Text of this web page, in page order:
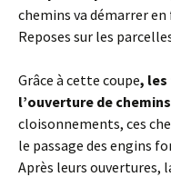
chemins va démarrer
Reposes sur les
Grâce à cette coupe,
l’ouverture de
cloisonnements, ces
le passage des engins
Après leurs ouvertures,